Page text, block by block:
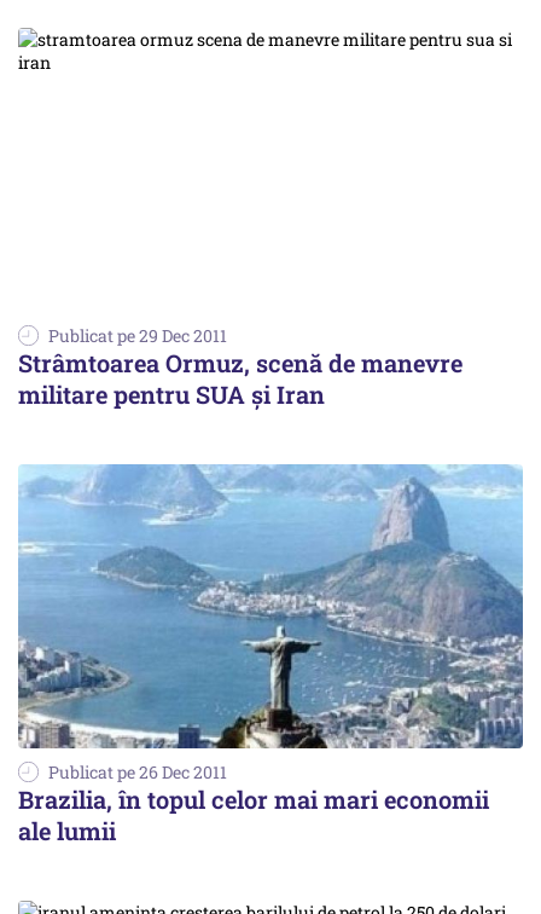
Publicat pe 29 Dec 2011
Strâmtoarea Ormuz, scenă de manevre
militare pentru SUA și Iran
Publicat pe 26 Dec 2011
Brazilia, în topul celor mai mari economii
ale lumii